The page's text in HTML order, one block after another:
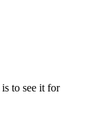
to see it for